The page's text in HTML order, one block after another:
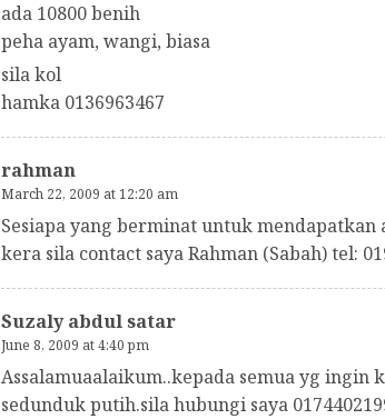
ada 10800 benih
peha ayam, wangi, biasa
sila kol
hamka 0136963467
rahman
March 22, 2009 at 12:20 am
Sesiapa yang berminat untuk
kera sila contact saya Rahman (Sabah) tel:
Suzaly abdul satar
June 8, 2009 at 4:40 pm
Assalamuaalaikum..kepada semua yg ingin
sedunduk putih.sila hubungi saya